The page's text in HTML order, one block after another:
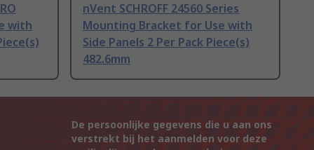
with
nVent SCHROFF 24560 Series
Mounting Bracket for Use with
Side Panels 2 Per Pack Piece(s)
482.6mm
De persoonlijke gegevens die u aan ons
verstrekt bij het aanmelden voor deze